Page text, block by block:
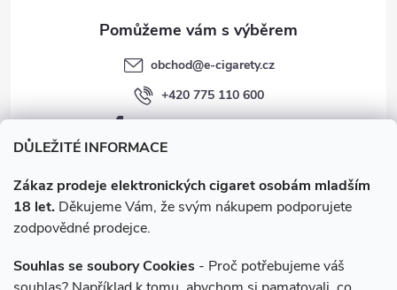
DŮLEŽITÉ INFORMACE
Zákaz prodeje elektronických cigaret osobám mladším
18 let. Děkujeme Vám, že svým nákupem podporujete
zodpovědné prodejce.
Souhlas se soubory Cookies - Proč potřebujeme váš
obchod@e-cigarety.cz
+420 775 110 600
facebook.com/e-cigarety.cz